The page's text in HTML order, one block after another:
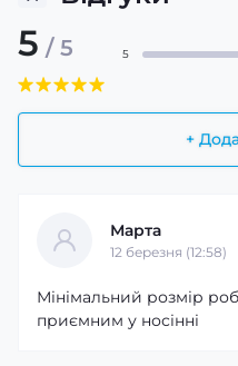
5 / 5
+
5
Марта
12 березня (12:58)
Мінімальний розмір
приємним у носінні